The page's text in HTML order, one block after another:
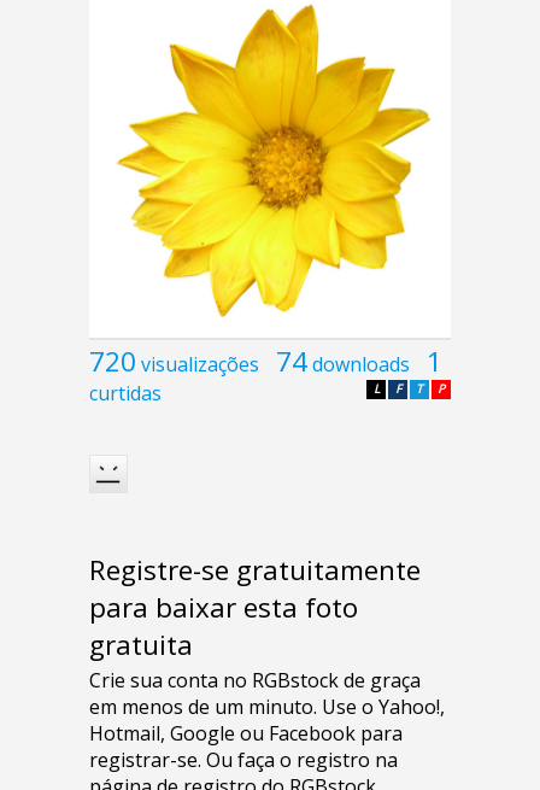
720 visualizações 74downloads 1
curtidas P
T
F
L
Registre-se gratuitamente
para baixar esta foto
gratuita